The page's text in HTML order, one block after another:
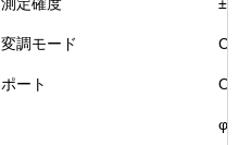
測定確度
変調モード
ポート